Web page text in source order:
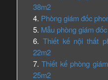
38m2
Phòng giám đốc
Mẫu phòng giám
Thiết kế nội thất
22m2
Thiết kế phòng
25m2